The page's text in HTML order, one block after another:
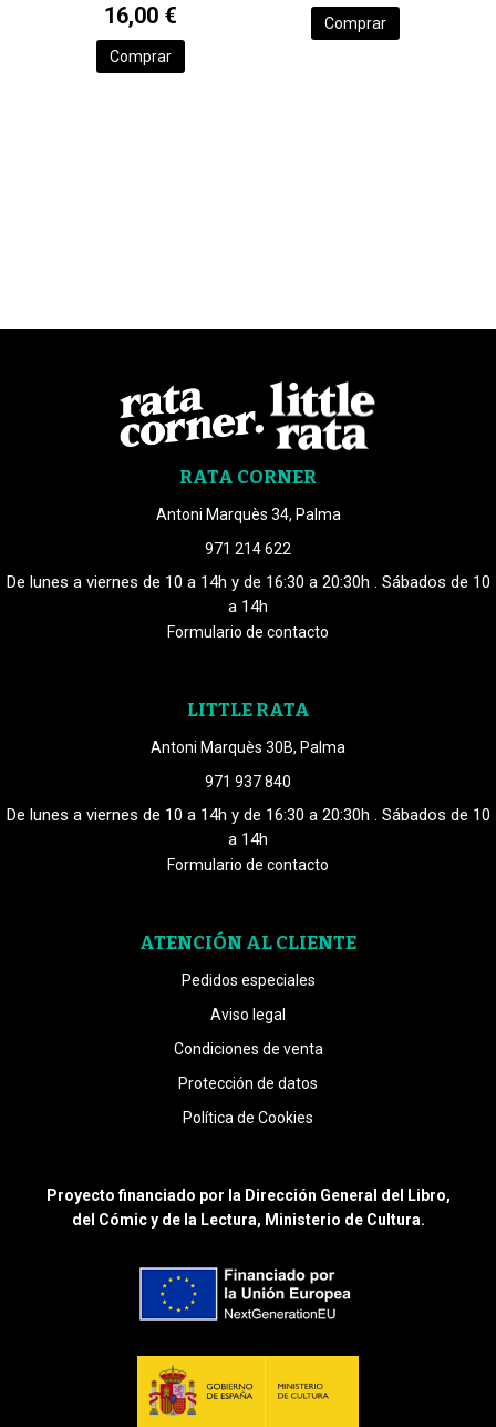
16,00 €
Comprar
Comprar
RATA CORNER
Antoni Marquès 34, Palma
971 214 622
De lunes a viernes de 10 a 14h y de 16:30 a 20:30h . Sábados de 10
a 14h
Formulario de contacto
LITTLE RATA
Antoni Marquès 30B, Palma
971 937 840
De lunes a viernes de 10 a 14h y de 16:30 a 20:30h . Sábados de 10
a 14h
Formulario de contacto
ATENCIÓN AL CLIENTE
Pedidos especiales
Aviso legal
Condiciones de venta
Protección de datos
Política de Cookies
Proyecto financiado por la Dirección General del Libro,
del Cómic y de la Lectura, Ministerio de Cultura.